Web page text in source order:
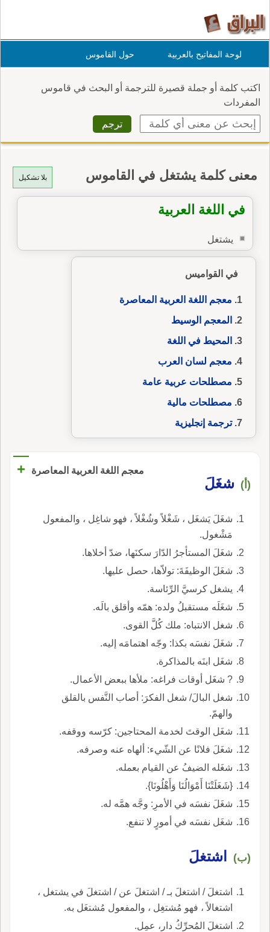
لوحة المفاتيح بالعربية حول القاموس
اكتب كلمة أو جملة قصيرة للترجمة أو البحث في قاموس
المفردات
بلا تشكيل معنى كلمة يشتغل في القاموس
في اللغة العربية
يشتغل
في القواميس
معجم اللغة العربية المعاصرة
المعجم الوسيط
المحيط في اللغة
معجم لسان العرب
مصطلحات عربية عامة
مصطلحات مالية
ترجمة إنجليزية
معجم اللغة العربية المعاصرة +
(أ) شغَلَ
شغَلَ يَشغَل ، شَغْلاً وشُغْلاً ، فهو شاغِل ، والمفعول
مَشْغول.
شغَلَ المستأجرُ الدّارَ سكنَها، ضدّ أخلاها.
شغَلَ الوظيفَةَ: تولاّها، حصل عليها.
يشغل كرسيَّ الرِّئاسة.
شغَلَه مستقبلُ ولده: همّه وأقلق بالَه.
شغل الانتباه: ملك كُلَّ القوى.
شغَلَ نفسَه بكذا: وجّه اهتمامَه إليه.
شغَل ابنَه بالمذاكرة.
? شغَل أوقات فراغه: ملأها ببعض الأعمال.
شغل البالَ/ شغل الفكرَ: أصاب النَّفس بالقلق
والهمّ.
شغَل الوقتَ لخدمة المحتاجين: كرّسه ووقفه.
شغَلَ فلانًا عن الشّيء: ألهاه عنه وصرفه.
شغَله الضيفُ عن القيام بعمله.
{شَغَلَتْنَا أَمْوَالُنَا وَأَهْلُونَا}.
شغَلَ نفسَه في الأمرِ: وجَّه همَّه له.
شغَل نفسَه في أمورٍ لا تنفع.
(ب) اشتغلَ
اشتغلَ / اشتغلَ بـ / اشتغلَ عن / اشتغلَ في يشتغل ،
اشتغالاً ، فهو مُشتغِل ، والمفعول مُشتغَل به.
اشتغلَ المُحرِّكُ دار، عمِل.